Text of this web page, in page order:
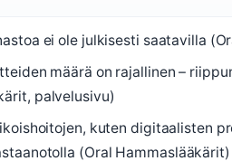
ei ole julkisesti saatavilla
määrä on rajallinen –
palvelusivu)
kuten digitaalisten
(Oral Hammaslääkärit)